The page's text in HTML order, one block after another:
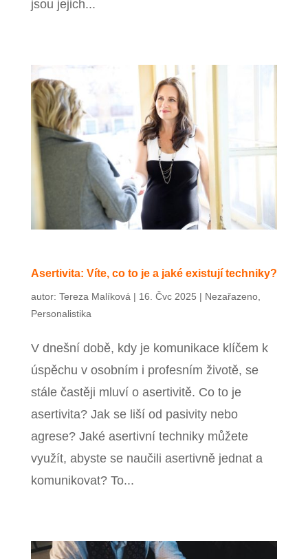
jsou jejich...
Asertivita: Víte, co to je a jaké existují techniky?
autor: Tereza Malíková | 16. Čvc 2025 | Nezařazeno,
Personalistika
V dnešní době, kdy je komunikace klíčem k
úspěchu v osobním i profesním životě, se
stále častěji mluví o asertivitě. Co to je
asertivita? Jak se liší od pasivity nebo
agrese? Jaké asertivní techniky můžete
využít, abyste se naučili asertivně jednat a
komunikovat? To...